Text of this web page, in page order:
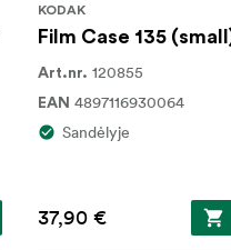
KODAK
Film Case 135
Art.nr. 120855
EAN 4897116930064
Sandėlyje
37,90 €